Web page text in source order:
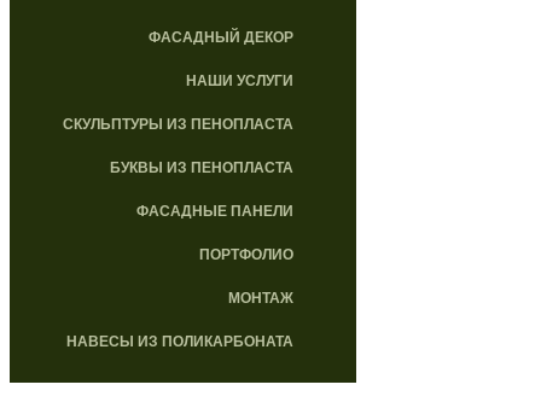
ФАСАДНЫЙ ДЕКОР
НАШИ УСЛУГИ
СКУЛЬПТУРЫ ИЗ ПЕНОПЛАСТА
БУКВЫ ИЗ ПЕНОПЛАСТА
ФАСАДНЫЕ ПАНЕЛИ
ПОРТФОЛИО
МОНТАЖ
НАВЕСЫ ИЗ ПОЛИКАРБОНАТА